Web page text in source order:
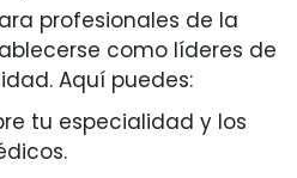
profesionales de la
como líderes de
Aquí puedes:
tu especialidad y los